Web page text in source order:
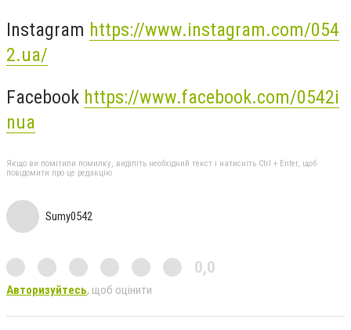
Instagram https://www.instagram.com/054
2.ua/
Facebook https://www.facebook.com/0542i
nua
Якщо ви помітили помилку, виділіть необхідний текст і натисніть Ctrl + Enter, щоб
повідомити про це редакцію
Sumy0542
0,0
Авторизуйтесь, щоб оцінити